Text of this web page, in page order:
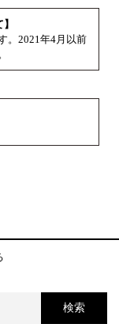
。2021年4月以前
検索